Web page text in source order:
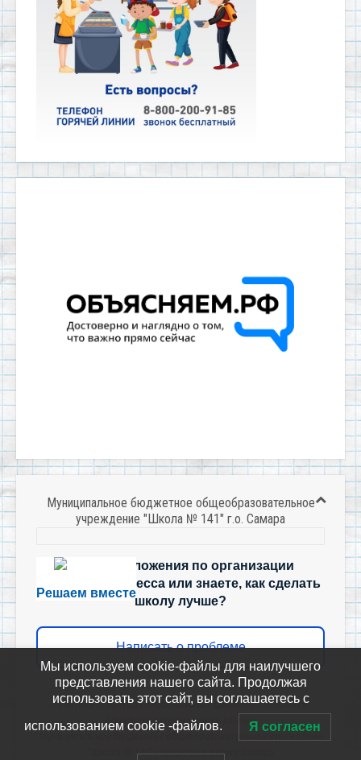
Муниципальное бюджетное общеобразовательное
учреждение "Школа № 141" г.о. Самара
Решаем вместе
Есть предложения по организации
учебного процесса или знаете, как сделать
школу лучше?
Написать о проблеме
Политика-оператора-персональных-данных-в-отношении-
обработки-персональных-данных
Муниципальное бюджетное общеобразовательное учреждение
"Школа № 141" городского округа Самара
Мы используем cookie-файлы для наилучшего
представления нашего сайта. Продолжая
использовать этот сайт, вы соглашаетесь с
использованием cookie -файлов. Я согласен